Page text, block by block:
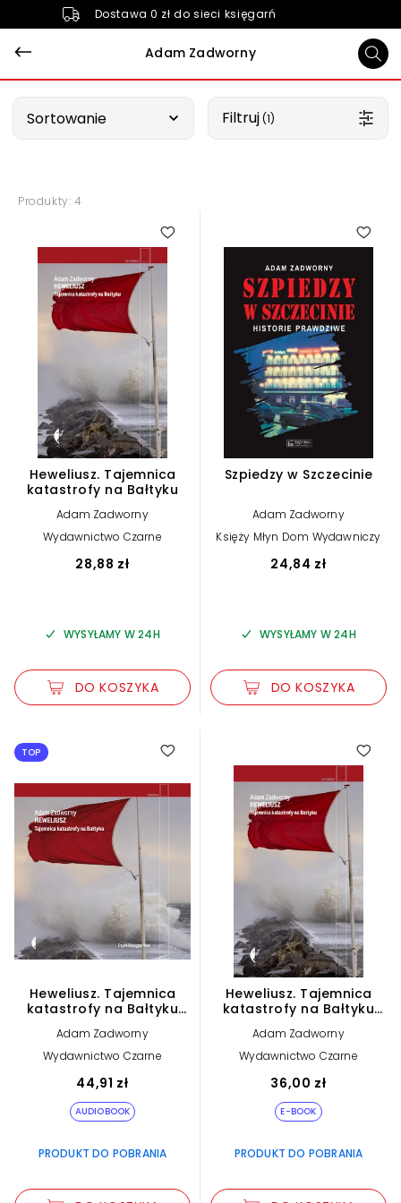
Dostawa 0 zł do sieci księgarń
Adam Zadworny
Sortowanie Filtruj (1)
Produkty: 4
Heweliusz. Tajemnica
katastrofy na Bałtyku
Adam Zadworny
Wydawnictwo Czarne
28,88 zł
WYSYŁAMY W 24H
DO KOSZYKA
Szpiedzy w Szczecinie
Adam Zadworny
Księży Młyn Dom Wydawniczy
24,84 zł
WYSYŁAMY W 24H
DO KOSZYKA
TOP
Heweliusz. Tajemnica
katastrofy na Bałtyku
Adam Zadworny
Wydawnictwo Czarne
44,91 zł
AUDIOBOOK
PRODUKT DO POBRANIA
Heweliusz. Tajemnica
katastrofy na Bałtyku
Adam Zadworny
Wydawnictwo Czarne
36,00 zł
E-BOOK
PRODUKT DO POBRANIA